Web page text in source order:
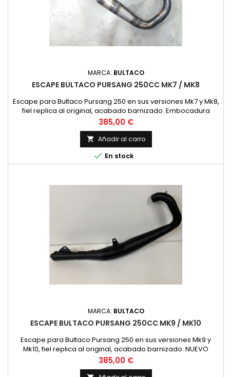
MARCA: BULTACO
ESCAPE BULTACO PURSANG 250CC MK7 / MK8
Escape para Bultaco Pursang 250 en sus versiones Mk7 y Mk8,
fiel replica al original, acabado barnizado. Embocadura
pequeña.NUEVO Valido para: Bultaco Pursang 250 MK7
Bultaco Pursang 250 MK8 Bultaco Pursang 360 MK7, version de
embocadura pequeña
Precio
385,00 €
 Añadir al carro
 En stock
MARCA: BULTACO
ESCAPE BULTACO PURSANG 250CC MK9 / MK10
Escape para Bultaco Pursang 250 en sus versiones Mk9 y
Mk10, fiel replica al original, acabado barnizado. NUEVO
Precio
385,00 €